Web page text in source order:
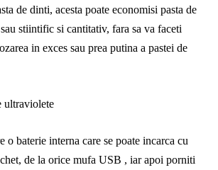
de dinti, acesta poate economisi pasta de
stiintific si cantitativ, fara sa va faceti
in exces sau prea putina a pastei de
ultraviolete
o baterie interna care se poate incarca cu
de la orice mufa USB , iar apoi porniti